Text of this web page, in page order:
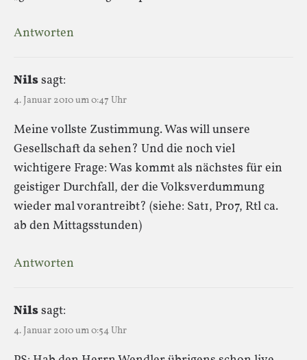
Antworten
Nilssagt:
4. Januar 2010 um 0:47 Uhr
Meine vollste Zustimmung. Was will unsere
Gesellschaft da sehen? Und die noch viel
wichtigere Frage: Was kommt als nächstes für ein
geistiger Durchfall, der die Volksverdummung
wieder mal vorantreibt? (siehe: Sat1, Pro7, Rtl ca.
ab den Mittagsstunden)
Antworten
Nilssagt:
4. Januar 2010 um 0:54 Uhr